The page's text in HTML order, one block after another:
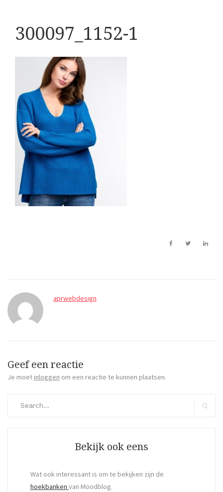
300097_1152-1
aprwebdesign
Geef een reactie
Je moet inloggen om een reactie te kunnen plaatsen.
Bekijk ook eens
Wat ook interessant is om te bekijken zijn de
hoekbanken van Moodblog.